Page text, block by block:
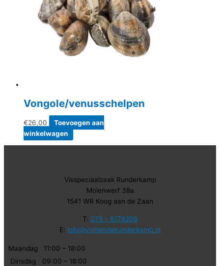
Vongole/venusschelpen
€26,00
Toevoegen aan
winkelwagen
Visspeciaalzaak Runderkamp
Molenwerf 38a
1541 WR Koog aan de Zaan
T: 075 – 6178209
E: info@vishandelrunderkamp.nl
Maandag
11:00 – 18:00
Dinsdag
09:00 – 18:00